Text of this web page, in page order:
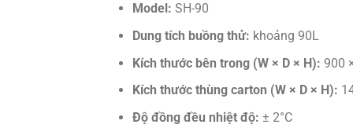
Model: SH-90
Dung tích buồng thử: khoảng 90L
Kích thước bên trong (W × D × H): 900
Kích thước thùng carton (W × D × H):
Độ đồng đều nhiệt độ: ± 2°C